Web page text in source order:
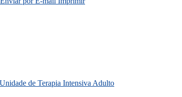
de Terapia Intensiva Adulto